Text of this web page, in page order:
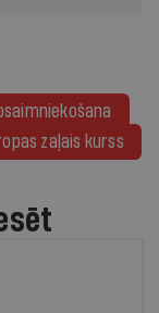
zaļais kurss